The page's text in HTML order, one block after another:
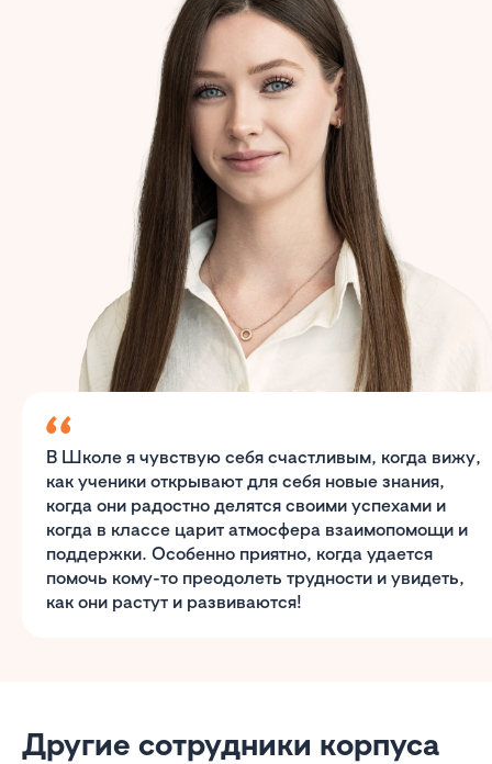
В Школе я чувствую себя счастливым, когда вижу,
как ученики открывают для себя новые знания,
когда они радостно делятся своими успехами и
когда в классе царит атмосфера взаимопомощи и
поддержки. Особенно приятно, когда удается
помочь кому-то преодолеть трудности и увидеть,
как они растут и развиваются!
Другие сотрудники корпуса